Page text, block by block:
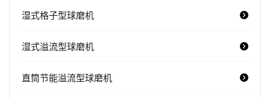
湿式格子型球磨机
湿式溢流型球磨机
直筒节能溢流型球磨机